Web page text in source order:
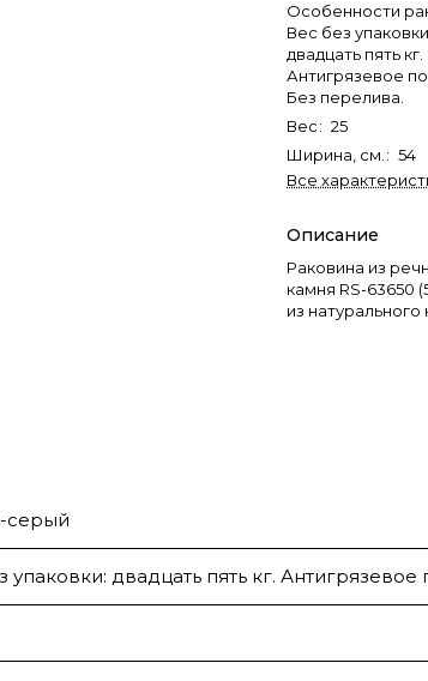
Особенности
Вес без
двадцать пять кг.
Антигрязевое
Без перелива.
Вес: 25
Ширина, см. : 54
Все
Описание
Раковина из
камня RS-63650
из натурального
серый
упаковки: двадцать пять кг.